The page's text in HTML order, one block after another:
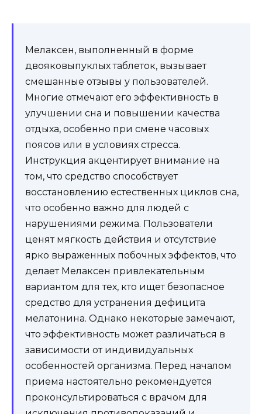
Мелаксен, выполненный в форме
двояковыпуклых таблеток, вызывает
смешанные отзывы у пользователей.
Многие отмечают его эффективность в
улучшении сна и повышении качества
отдыха, особенно при смене часовых
поясов или в условиях стресса.
Инструкция акцентирует внимание на
том, что средство способствует
восстановлению естественных циклов сна,
что особенно важно для людей с
нарушениями режима. Пользователи
ценят мягкость действия и отсутствие
ярко выраженных побочных эффектов, что
делает Мелаксен привлекательным
вариантом для тех, кто ищет безопасное
средство для устранения дефицита
мелатонина. Однако некоторые замечают,
что эффективность может различаться в
зависимости от индивидуальных
особенностей организма. Перед началом
приема настоятельно рекомендуется
проконсультироваться с врачом для